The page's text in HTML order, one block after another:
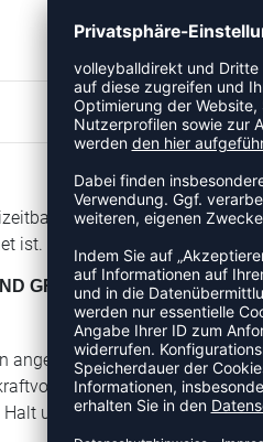
der mit seiner
ist. Perfekt für alle, die Spaß
GRIFFIG
angenehmes Spielgefühl und
Würfe und dynamische
und Kontrolle beim Dribbeln.